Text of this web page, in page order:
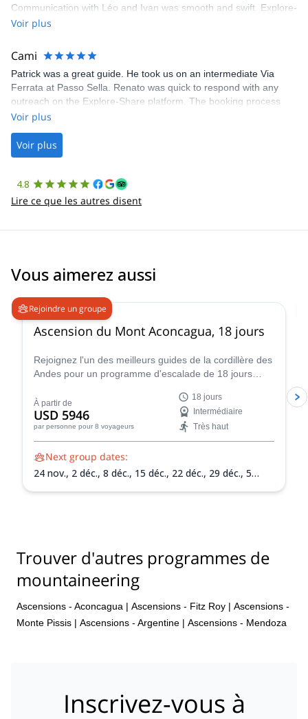
Communication with Léo and Ivan was smooth and swift. Explore-
Share was excellent in arranging everything for our day climb.
making our adventure stress-free.
Voir plus
Cami
Patrick was a great guide. He took us on an intermediate Via
Ferrata at Passo Sella. Renato was quick to respond with any
outreach on the Explore-Share platform. The booking process
was straightforward, and once Patrick was confirmed, all went
the platform.
Voir plus
Voir plus
4.8
Lire ce que les autres disent
Vous aimerez aussi
Rejoindre un groupe
Ascension du Mont Aconcagua, 18 jours
Rejoignez l'un des meilleurs guides de la cordillère des
Andes pour un programme d'escalade de 18 jours
sommet d'Amérique du Sud !
À partir de
USD 5946
par personne pour 8 voyageurs
18 jours
Intermédiaire
Très haut
Next group dates:
24 nov., 2 déc., 8 déc., 15 déc., 22 déc., 29 déc., 5
Trouver d'autres programmes de
mountaineering
Ascensions - Aconcagua | Ascensions - Fitz Roy | Ascensions -
Monte Pissis | Ascensions - Argentine | Ascensions - Mendoza
Inscrivez-vous à